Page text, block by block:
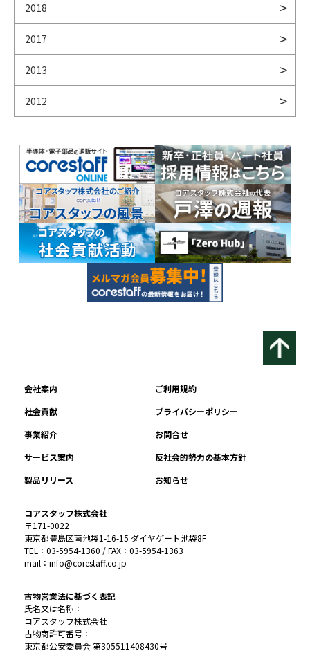
2018
2017
2013
2012
会社案内
ご利用規約
社会貢献
プライバシーポリシー
事業紹介
お問合せ
サービス案内
反社会的勢力の基本方針
製品リリース
お知らせ
コアスタッフ株式会社
〒171-0022
東京都豊島区南池袋1-16-15 ダイヤゲート池袋8F
TEL：03-5954-1360 / FAX：03-5954-1363
mail：info@corestaff.co.jp
古物営業法に基づく表記
氏名又は名称：
コアスタッフ株式会社
古物商許可番号：
東京都公安委員会 第305511408430号